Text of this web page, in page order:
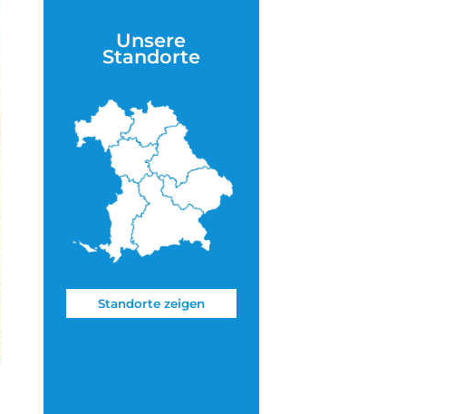
Unsere
Standorte
Standorte zeigen